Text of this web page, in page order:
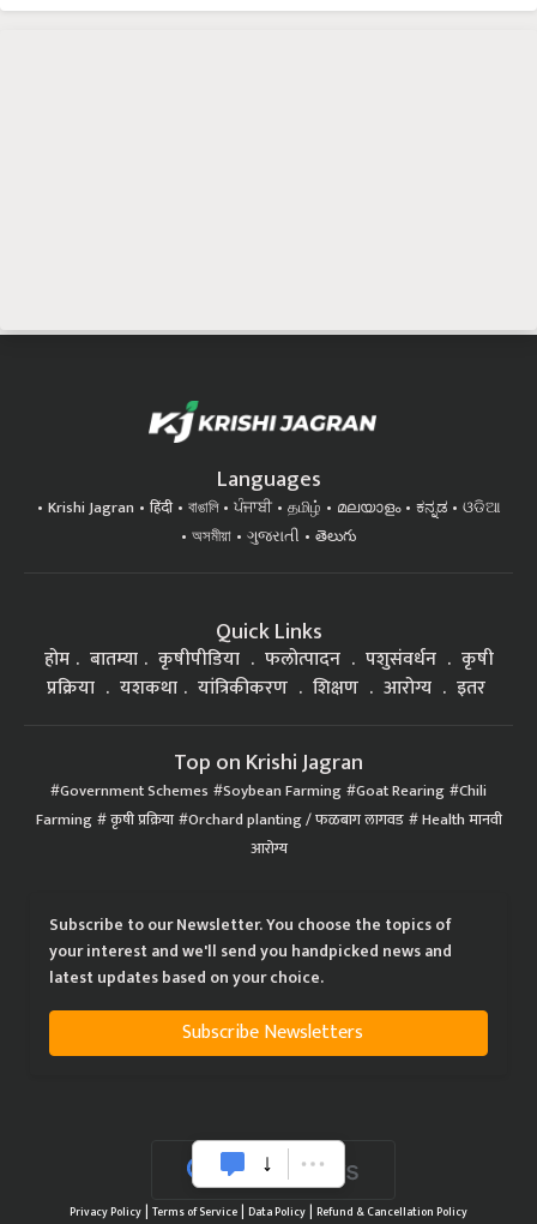
Languages
Krishi Jagran हिंदी বাঙালি ਪੰਜਾਬੀ தமிழ் മലയാളം ಕನ್ನಡ
ଓଡିଆ
অসমীয়া
ગુજરાતી తెలుగు
Quick Links
होम बातम्या कृषीपीडिया फलोत्पादन पशुसंवर्धन
कृषी
प्रक्रिया
यशकथा यांत्रिकीकरण शिक्षण आरोग्य इतर
Top on Krishi Jagran
Government Schemes Soybean Farming Goat Rearing Chili
Farming कृषी प्रक्रिया Orchard planting / फळबाग लागवड Health मानवी
आरोग्य
Subscribe to our Newsletter. You choose the topics of
your interest and we'll send you handpicked news and
latest updates based on your choice.
Subscribe Newsletters
Privacy Policy| Terms of Service| Data Policy| Refund & Cancellation Policy